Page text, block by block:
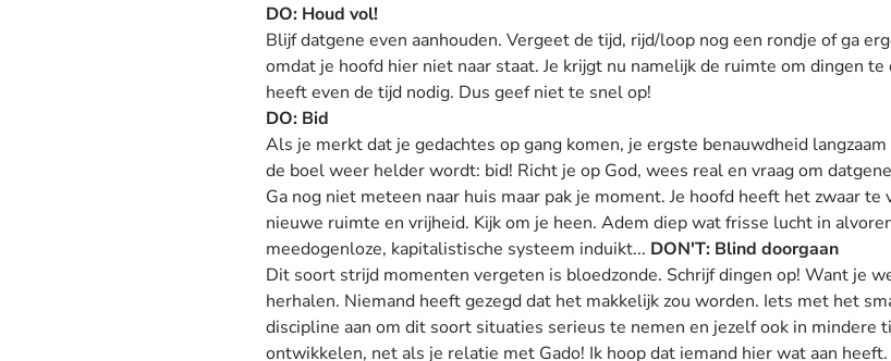
DO: Houd vol!
Blijf datgene even aanhouden. Vergeet de tijd, rijd/loop nog een rondje of ga
omdat je hoofd hier niet naar staat. Je krijgt nu namelijk de ruimte om dingen
heeft even de tijd nodig. Dus geef niet te snel op!
DO: Bid
Als je merkt dat je gedachtes op gang komen, je ergste benauwdheid
de boel weer helder wordt: bid! Richt je op God, wees real en vraag om
Ga nog niet meteen naar huis maar pak je moment. Je hoofd heeft het zwaar
nieuwe ruimte en vrijheid. Kijk om je heen. Adem diep wat frisse lucht in
meedogenloze, kapitalistische systeem induikt... DON'T: Blind doorgaan
Dit soort strijd momenten vergeten is bloedzonde. Schrijf dingen op! Want je
herhalen. Niemand heeft gezegd dat het makkelijk zou worden. Iets met het
discipline aan om dit soort situaties serieus te nemen en jezelf ook in mindere
ontwikkelen, net als je relatie met Gado! Ik hoop dat iemand hier wat aan heeft.